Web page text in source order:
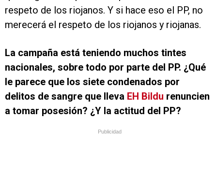
respeto de los riojanos. Y si hace eso el PP, no
merecerá el respeto de los riojanos y riojanas.
La campaña está teniendo muchos tintes
nacionales, sobre todo por parte del PP. ¿Qué
le parece que los siete condenados por
delitos de sangre que lleva EH Bildu renuncien
a tomar posesión? ¿Y la actitud del PP?
Publicidad